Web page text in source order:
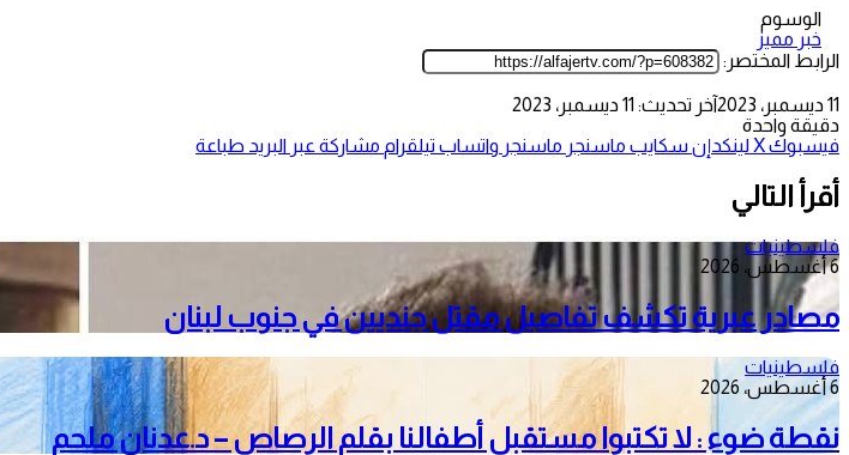
الوسوم
خبر مميز
الرابط المختصر:
11 ديسمبر، 2023
آخر تحديث: 11 ديسمبر، 2023
دقيقة واحدة
فيسبوك‫Xلينكدإن سكايب ماسنجر ماسنجر واتساب تيلقرام مشاركة عبر البريد طباعة
أقرأ التالي
فلسطينيات
6 أغسطس، 2026
مصادر عبرية تكشف تفاصيل مقتل جنديين في جنوب لبنان
فلسطينيات
6 أغسطس، 2026
نقطة ضوء : لا تكتبوا مستقبل أطفالنا بقلم الرصاص – د.عدنان ملحم